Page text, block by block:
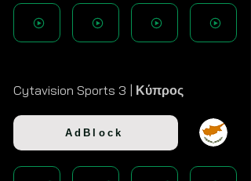
Cytavision Sports 3 | Κύπρος
AdBlock